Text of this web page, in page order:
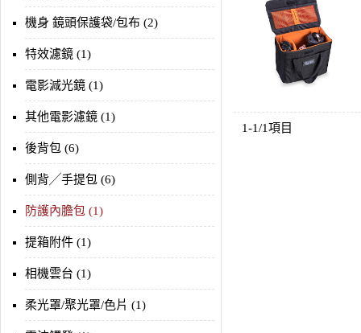
機身 鏡頭保護袋/包布 (2)
特效濾鏡 (1)
電影減光鏡 (1)
其他電影濾鏡 (1)
後背包 (6)
側背╱手提包 (6)
防護內膽包 (1)
提箱附件 (1)
相機雲台 (1)
柔光罩/聚光罩/色片 (1)
1-1/1項目